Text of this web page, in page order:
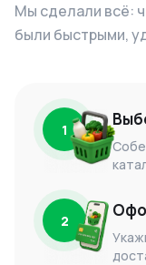
Мы сделали всё:
были быстрыми,
1
2